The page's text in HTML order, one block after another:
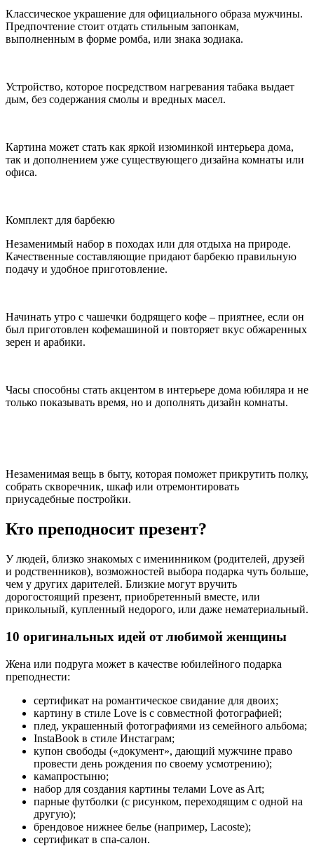
Классическое украшение для официального образа мужчины.
Предпочтение стоит отдать стильным запонкам,
выполненным в форме ромба, или знака зодиака.
Устройство, которое посредством нагревания табака выдает
дым, без содержания смолы и вредных масел.
Картина может стать как яркой изюминкой интерьера дома,
так и дополнением уже существующего дизайна комнаты или
офиса.
Комплект для барбекю
Незаменимый набор в походах или для отдыха на природе.
Качественные составляющие придают барбекю правильную
подачу и удобное приготовление.
Начинать утро с чашечки бодрящего кофе – приятнее, если он
был приготовлен кофемашиной и повторяет вкус обжаренных
зерен и арабики.
Часы способны стать акцентом в интерьере дома юбиляра и не
только показывать время, но и дополнять дизайн комнаты.
Незаменимая вещь в быту, которая поможет прикрутить полку,
собрать скворечник, шкаф или отремонтировать
приусадебные постройки.
Кто преподносит презент?
У людей, близко знакомых с именинником (родителей, друзей
и родственников), возможностей выбора подарка чуть больше,
чем у других дарителей. Близкие могут вручить
дорогостоящий презент, приобретенный вместе, или
прикольный, купленный недорого, или даже нематериальный.
10 оригинальных идей от любимой женщины
Жена или подруга может в качестве юбилейного подарка
преподнести:
сертификат на романтическое свидание для двоих;
картину в стиле Love is с совместной фотографией;
плед, украшенный фотографиями из семейного альбома;
InstaBook в стиле Инстаграм;
купон свободы («документ», дающий мужчине право
провести день рождения по своему усмотрению);
камапростыню;
набор для создания картины телами Love as Art;
парные футболки (с рисунком, переходящим с одной на
другую);
брендовое нижнее белье (например, Lacoste);
сертификат в спа-салон.